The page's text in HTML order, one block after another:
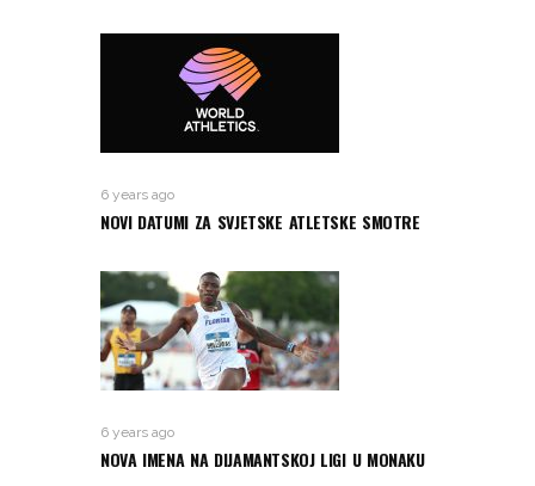
6 years ago
NOVI DATUMI ZA SVJETSKE ATLETSKE SMOTRE
6 years ago
NOVA IMENA NA DIJAMANTSKOJ LIGI U MONAKU